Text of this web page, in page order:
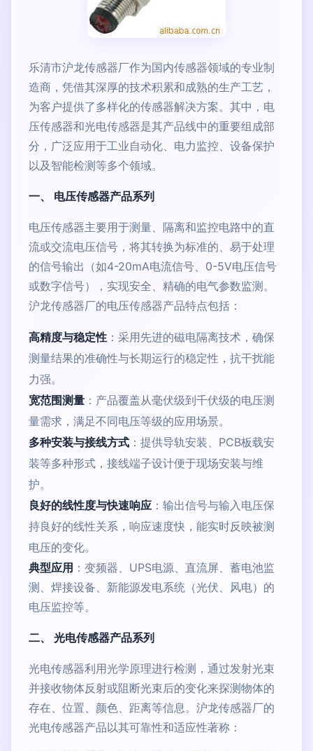
乐清市沪龙传感器厂作为国内传感器领域的专业制
造商，凭借其深厚的技术积累和成熟的生产工艺，
为客户提供了多样化的传感器解决方案。其中，电
压传感器和光电传感器是其产品线中的重要组成部
分，广泛应用于工业自动化、电力监控、设备保护
以及智能检测等多个领域。
一、 电压传感器产品系列
电压传感器主要用于测量、隔离和监控电路中的直
流或交流电压信号，将其转换为标准的、易于处理
的信号输出（如4-20mA电流信号、0-5V电压信号
或数字信号），实现安全、精确的电气参数监测。
沪龙传感器厂的电压传感器产品特点包括：
高精度与稳定性 ：采用先进的磁电隔离技术，确保
测量结果的准确性与长期运行的稳定性，抗干扰能
力强。
宽范围测量 ：产品覆盖从毫伏级到千伏级的电压测
量需求，满足不同电压等级的应用场景。
多种安装与接线方式 ：提供导轨安装、PCB板载安
装等多种形式，接线端子设计便于现场安装与维
护。
良好的线性度与快速响应 ：输出信号与输入电压保
持良好的线性关系，响应速度快，能实时反映被测
电压的变化。
典型应用 ：变频器、UPS电源、直流屏、蓄电池监
测、焊接设备、新能源发电系统（光伏、风电）的
电压监控等。
二、 光电传感器产品系列
光电传感器利用光学原理进行检测，通过发射光束
并接收物体反射或阻断光束后的变化来探测物体的
存在、位置、颜色、距离等信息。沪龙传感器厂的
光电传感器产品以其可靠性和适应性著称：